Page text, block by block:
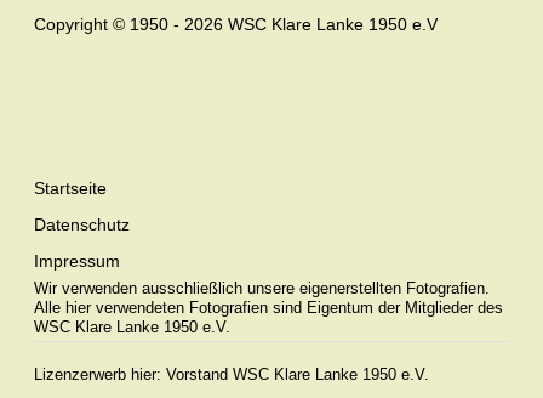
Copyright © 1950 - 2026 WSC Klare Lanke 1950 e.V
Startseite
Datenschutz
Impressum
Wir verwenden ausschließlich unsere eigenerstellten Fotografien.
Alle hier verwendeten Fotografien sind Eigentum der Mitglieder des
WSC Klare Lanke 1950 e.V.
Lizenzerwerb hier:Vorstand WSC Klare Lanke 1950 e.V.